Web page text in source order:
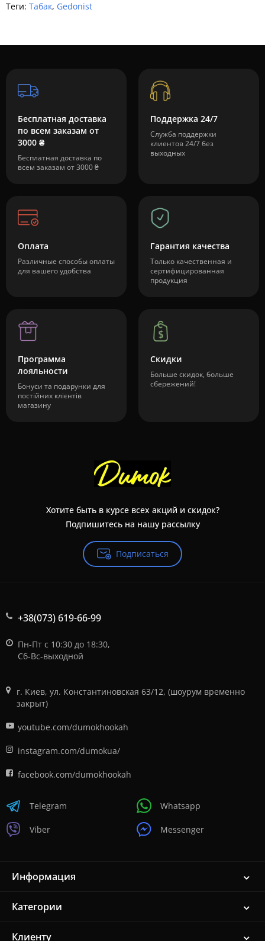
Теги: Табак, Gedonist
Бесплатная доставка
по всем заказам от
3000 ₴
Бесплатная доставка по
всем заказам от 3000 ₴
Поддержка 24/7
Служба поддержки
клиентов 24/7 без
выходных
Оплата
Различные способы оплаты
для вашего удобства
Гарантия качества
Только качественная и
сертифицированная
продукция
Программа
лояльности
Бонуси та подарунки для
постійних клієнтів
магазину
Скидки
Больше скидок, больше
сбережений!
Хотите быть в курсе всех акций и скидок?
Подпишитесь на нашу рассылку
Подписаться
+38(073) 619-66-99
Пн-Пт с 10:30 до 18:30,
Сб-Вс-выходной
г. Киев, ул. Константиновская 63/12, (шоурум временно
закрыт)
youtube.com/dumokhookah
instagram.com/dumokua/
facebook.com/dumokhookah
Telegram
Viber
Whatsapp
Messenger
Информация
Категории
Клиенту